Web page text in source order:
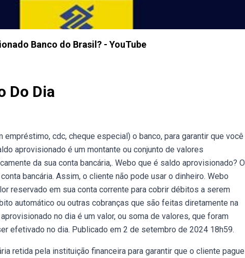
Banco do Brasil? - YouTube
Do Dia
cdc, cheque especial) o banco, para garantir que você
aprovisionado é um montante ou conjunto de valores
da sua conta bancária,. Webo que é saldo aprovisionado? O
bancária. Assim, o cliente não pode usar o dinheiro. Webo
reservado em sua conta corrente para cobrir débitos a serem
automático ou outras cobranças que são feitas diretamente na
no dia é um valor, ou soma de valores, que foram
efetivado no dia. Publicado em 2 de setembro de 2024 18h59.
retida pela instituição financeira para garantir que o cliente pague